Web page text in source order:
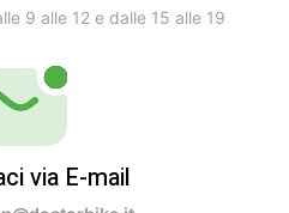
9 alle 12 e dalle 15 alle 19
via E-mail